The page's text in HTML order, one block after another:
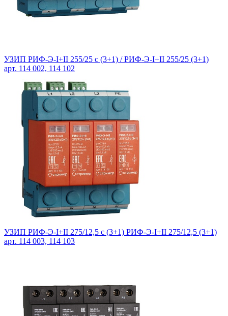
УЗИП РИФ-Э-I+II 255/25 с (3+1) / РИФ-Э-I+II 255/25 (3+1)
арт. 114 002, 114 102
УЗИП РИФ-Э-I+II 275/12,5 с (3+1) РИФ-Э-I+II 275/12,5 (3+1)
арт. 114 003, 114 103